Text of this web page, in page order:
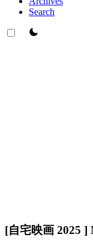
Search
theme switcher
[自宅映画 2025 ]